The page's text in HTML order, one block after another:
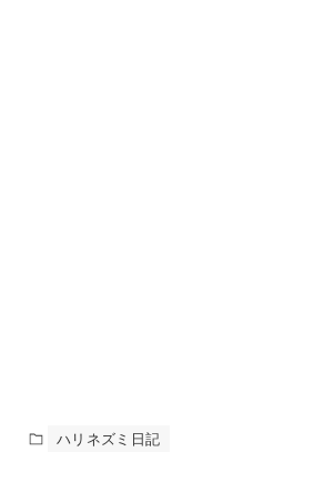
ハリネズミ日記